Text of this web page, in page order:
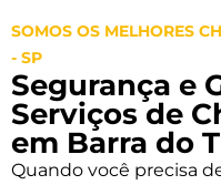
SOMOS OS MELHORES
- SP
Segurança e
Serviços de
em Barra do
Quando você precisa